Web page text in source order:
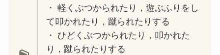
・ 軽くぶつかられたり，遊ぶふりをし
て叩かれたり，蹴られたりする
・ ひどくぶつかられたり，叩かれた
り，蹴られたりする